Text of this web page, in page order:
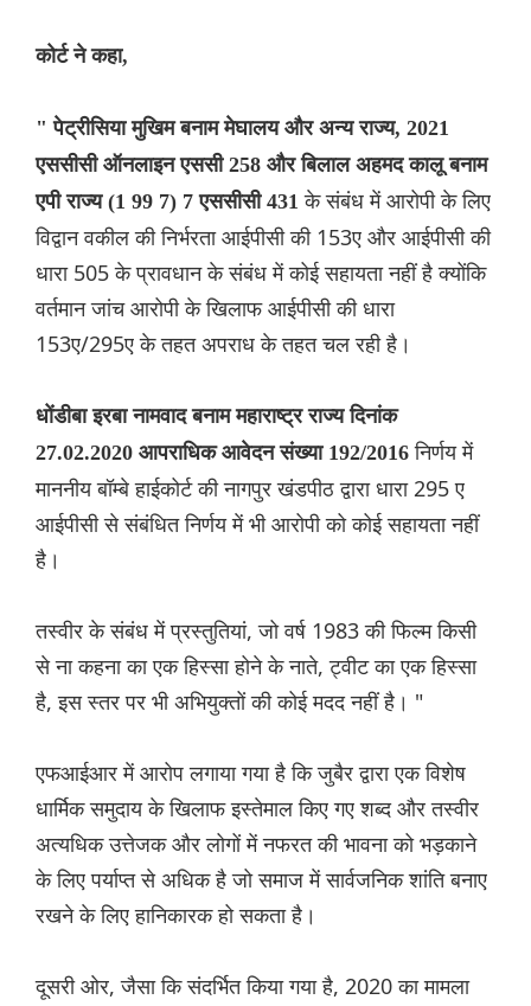
कोर्ट ने कहा,
" पेट्रीसिया मुखिम बनाम मेघालय और अन्य राज्य, 2021
एससीसी ऑनलाइन एससी 258 और बिलाल अहमद कालू बनाम
एपी राज्य (1 99 7) 7 एससीसी 431के संबंध में आरोपी के लिए
विद्वान वकील की निर्भरता आईपीसी की 153ए और आईपीसी की
धारा 505 के प्रावधान के संबंध में कोई सहायता नहीं है क्योंकि
वर्तमान जांच आरोपी के खिलाफ आईपीसी की धारा
153ए/295ए के तहत अपराध के तहत चल रही है।
धोंडीबा इरबा नामवाद बनाम महाराष्ट्र राज्य दिनांक
27.02.2020 आपराधिक आवेदन संख्या 192/2016निर्णय में
माननीय बॉम्बे हाईकोर्ट की नागपुर खंडपीठ द्वारा धारा 295 ए
आईपीसी से संबंधित निर्णय में भी आरोपी को कोई सहायता नहीं
है।
तस्वीर के संबंध में प्रस्तुतियां, जो वर्ष 1983 की फिल्म किसी
से ना कहना का एक हिस्सा होने के नाते, ट्वीट का एक हिस्सा
है, इस स्तर पर भी अभियुक्तों की कोई मदद नहीं है। "
एफआईआर में आरोप लगाया गया है कि जुबैर द्वारा एक विशेष
धार्मिक समुदाय के खिलाफ इस्तेमाल किए गए शब्द और तस्वीर
अत्यधिक उत्तेजक और लोगों में नफरत की भावना को भड़काने
के लिए पर्याप्त से अधिक है जो समाज में सार्वजनिक शांति बनाए
रखने के लिए हानिकारक हो सकता है।
दूसरी ओर, जैसा कि संदर्भित किया गया है, 2020 का मामला